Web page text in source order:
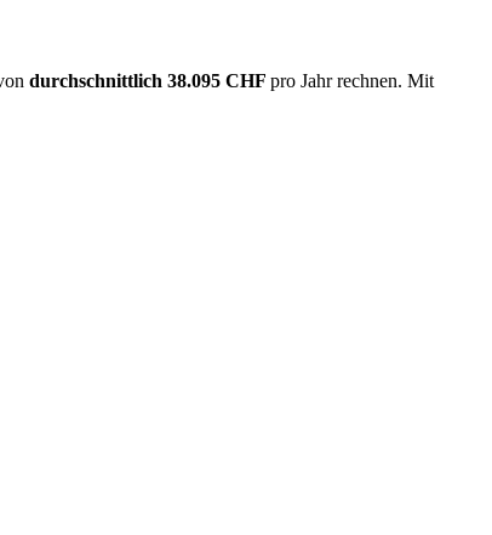
durchschnittlich 38.095 CHF pro Jahr rechnen. Mit